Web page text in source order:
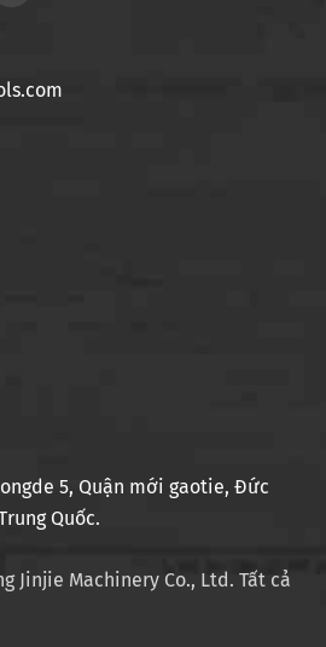
5, Quận mới gaotie, Đức
Quốc.
Jinjie Machinery Co., Ltd. Tất cả